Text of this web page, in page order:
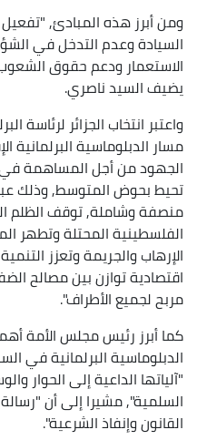
ومن أبرز هذه المبادئ, "تفعيل
السيادة وعدم التدخل في
الاستعمار ودعم حقوق الشعوب
يضيف السيد ناصري.
واعتبر انتخاب الجزائر لرئاسة
مسار الدبلوماسية البرلمانية
الجهود من أجل المساهمة في
تحيط بحوض المتوسط, وذلك عبر
منصفة وشاملة, توقف الظلم
الفلسطينية المحتلة وتطهر
الإرهاب والجريمة وتعزز
اقتصادية توازن بين مصالح
مربح لجميع الأطراف".
كما أبرز رئيس مجلس الأمة
الدبلوماسية البرلمانية في
"آلياتها الداعية إلى الحوار
السلمية", مشيرا إلى أن "رسالة
القانون وإنفاذ الشرعية".